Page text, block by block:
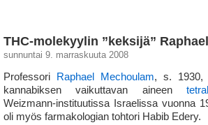
THC-molekyylin ”keksijä”
sunnuntai 9. marraskuuta 2008
Professori Raphael Mechoulam, s. 1930,
kannabiksen vaikuttavan aineen
Weizmann-instituutissa Israelissa vuonna
oli myös farmako­logian tohtori Habib Edery.